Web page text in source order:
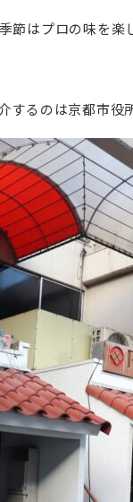
節はプロの味を楽
するのは京都市